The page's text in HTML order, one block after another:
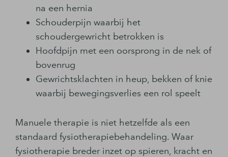
na een hernia
Schouderpijn waarbij het
schoudergewricht betrokken is
Hoofdpijn met een oorsprong in de nek of
bovenrug
Gewrichtsklachten in heup, bekken of knie
waarbij bewegingsverlies een rol speelt
Manuele therapie is niet hetzelfde als een
standaard fysiotherapiebehandeling. Waar
fysiotherapie breder inzet op spieren, kracht en